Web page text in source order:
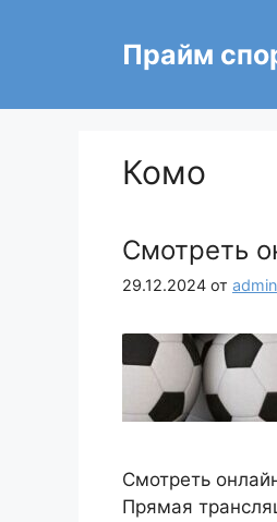
содержимомуПрайм
Комо
Смотреть
29.12.2024 от admin
Смотреть
Прямая